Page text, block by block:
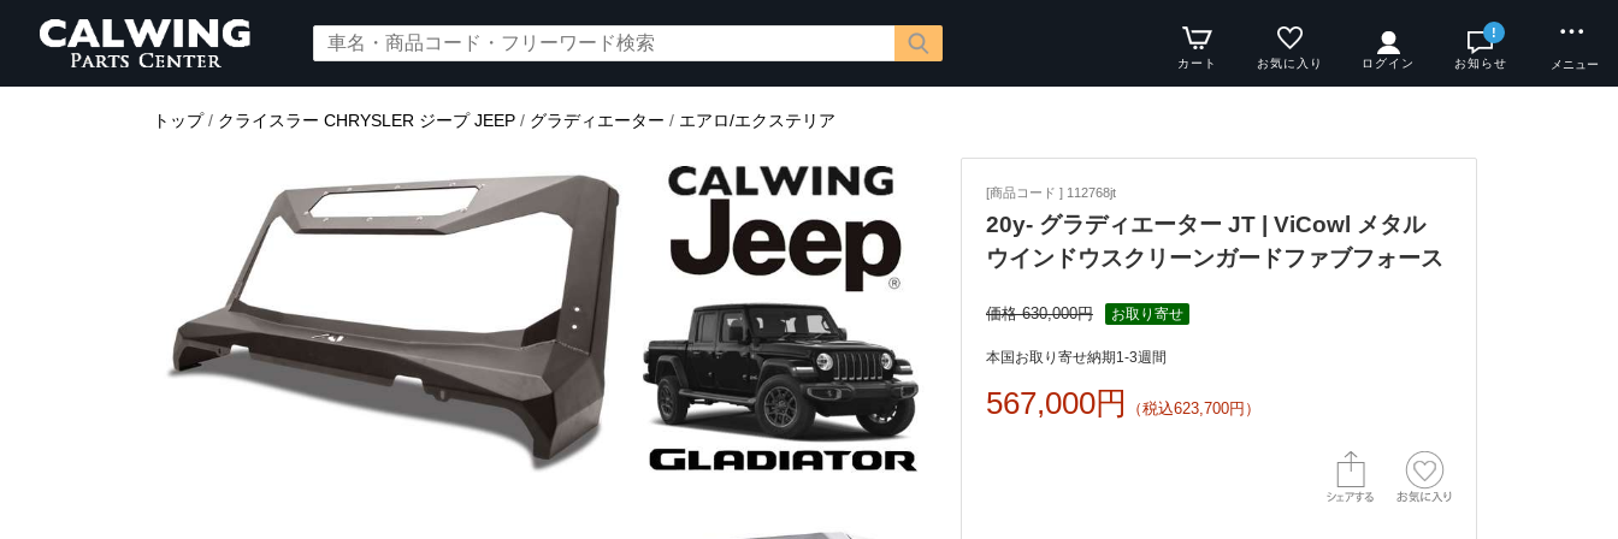
カート お気に入り ログイン
!
お知らせ メニュー
トップ/ クライスラー CHRYSLER ジープ JEEP / グラディエーター / エアロ/エクステリア
[商品コード ] 112768jt
20y- グラディエーター JT | ViCowl メタル
ウインドウスクリーンガードファブフォース
価格 630,000円 お取り寄せ
本国お取り寄せ納期1-3週間
567,000円 （税込623,700円）